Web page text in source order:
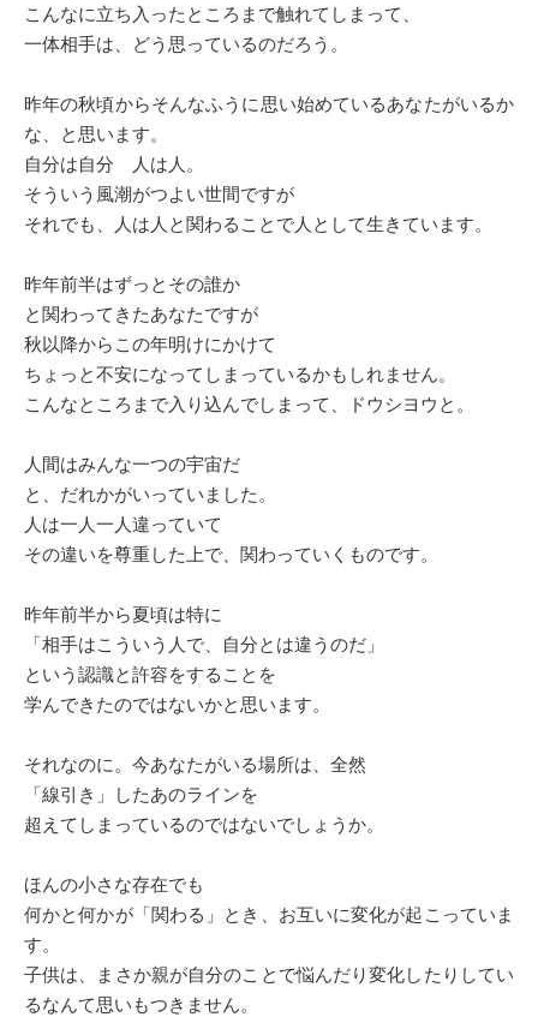
こんなに立ち入ったところまで触れてしまって、
一体相手は、どう思っているのだろう。
昨年の秋頃からそんなふうに思い始めているあなたがいるか
な、と思います。
自分は自分 人は人。
そういう風潮がつよい世間ですが
それでも、人は人と関わることで人として生きています。
昨年前半はずっとその誰か
と関わってきたあなたですが
秋以降からこの年明けにかけて
ちょっと不安になってしまっているかもしれません。
こんなところまで入り込んでしまって、ドウシヨウと。
人間はみんな一つの宇宙だ
と、だれかがいっていました。
人は一人一人違っていて
その違いを尊重した上で、関わっていくものです。
昨年前半から夏頃は特に
「相手はこういう人で、自分とは違うのだ」
という認識と許容をすることを
学んできたのではないかと思います。
それなのに。今あなたがいる場所は、全然
「線引き」したあのラインを
超えてしまっているのではないでしょうか。
ほんの小さな存在でも
何かと何かが「関わる」とき、お互いに変化が起こっていま
す。
子供は、まさか親が自分のことで悩んだり変化したりしてい
るなんて思いもつきません。